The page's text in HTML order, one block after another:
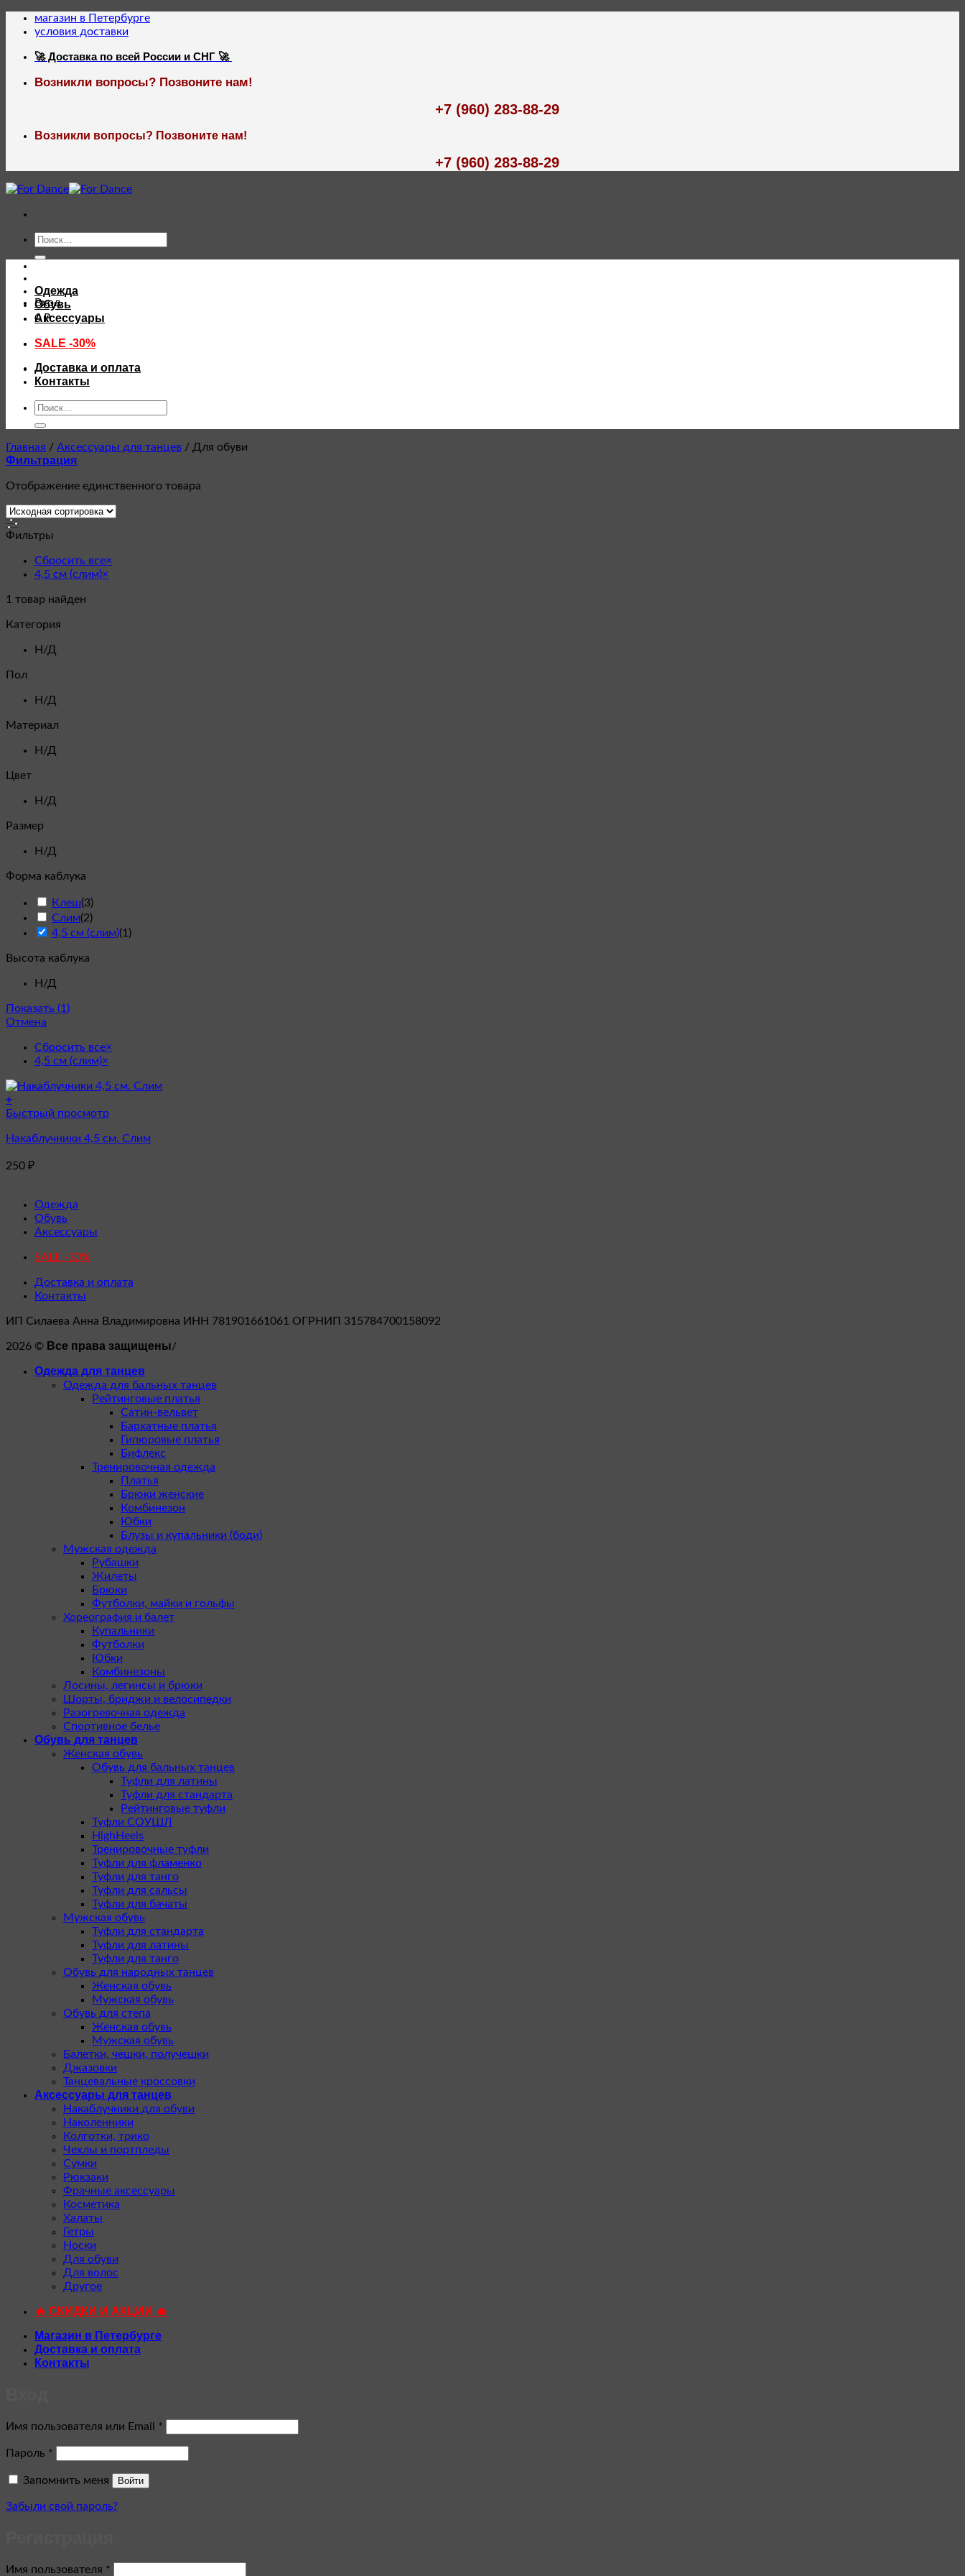
Skip
магазин в Петербурге
условия доставки
🚀 Доставка по всей России и СНГ 🚀
Возникли вопросы? Позвоните нам!
+7 (960) 283-88-29
Возникли вопросы? Позвоните нам!
+7 (960) 283-88-29
Искать:
Вход
0₽
Одежда
Обувь
Аксессуары
SALE -30%
Доставка и оплата
Контакты
Искать:
Главная / Аксессуары для танцев / Для обуви
Фильтрация
Отображение единственного товара
Фильтры
Сбросить все×
4,5 см (слим)×
1 товар найден
Категория
Н/Д
Пол
Н/Д
Материал
Н/Д
Цвет
Н/Д
Размер
Н/Д
Форма каблука
Клеш(3)
Слим(2)
4,5 см (слим)(1 )
Высота каблука
Н/Д
Показать (1 )
Отмена
Сбросить все×
4,5 см (слим)×
+
Этот
имеет
вариаций.
выбрать
странице
Быстрый просмотр
Накаблучники 4,5 см. Слим
250 ₽
Одежда
Обувь
Аксессуары
SALE -30%
Доставка и оплата
Контакты
ИП Силаева Анна Владимировна ИНН 781901661061 ОГРНИП 315784700158092
2026 © Все права защищены/
Одежда для танцев
Одежда для бальных танцев
Рейтинговые платья
Сатин-вельвет
Бархатные платья
Гипюровые платья
Бифлекс
Тренировочная одежда
Платья
Брюки женские
Комбинезон
Юбки
Блузы и купальники (боди)
Мужская одежда
Рубашки
Жилеты
Брюки
Футболки, майки и гольфы
Хореография и балет
Купальники
Футболки
Юбки
Комбинезоны
Лосины, легинсы и брюки
Шорты, бриджи и велосипедки
Разогревочная одежда
Спортивное белье
Обувь для танцев
Женская обувь
Обувь для бальных танцев
Туфли для латины
Туфли для стандарта
Рейтинговые туфли
Туфли СОУШЛ
HighHeels
Тренировочные туфли
Туфли для фламенко
Туфли для танго
Туфли для сальсы
Туфли для бачаты
Мужская обувь
Туфли для стандарта
Туфли для латины
Туфли для танго
Обувь для народных танцев
Женская обувь
Мужская обувь
Обувь для степа
Женская обувь
Мужская обувь
Балетки, чешки, получешки
Джазовки
Танцевальные кроссовки
Аксессуары для танцев
Накаблучники для обуви
Наколенники
Колготки, трико
Чехлы и портпледы
Сумки
Рюкзаки
Фрачные аксессуары
Косметика
Халаты
Гетры
Носки
Для обуви
Для волос
Другое
🔥 СКИДКИ И АКЦИИ 🔥
Магазин в Петербурге
Доставка и оплата
Контакты
Имя пользователя или Email *
Пароль *
Запомнить меня Войти
Забыли свой пароль?
Имя пользователя *